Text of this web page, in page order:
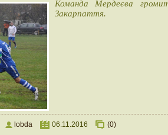
Команда Мердеєва
Закарпаття.
lobda 06.11.2016 (0)